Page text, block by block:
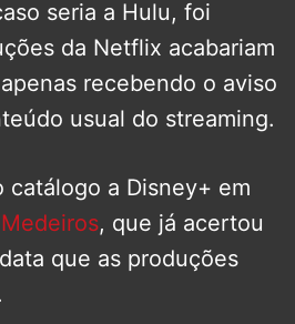
seria a Hulu, foi
da Netflix acabariam
recebendo o aviso
usual do streaming.
catálogo a Disney+ em
, que já acertou
que as produções